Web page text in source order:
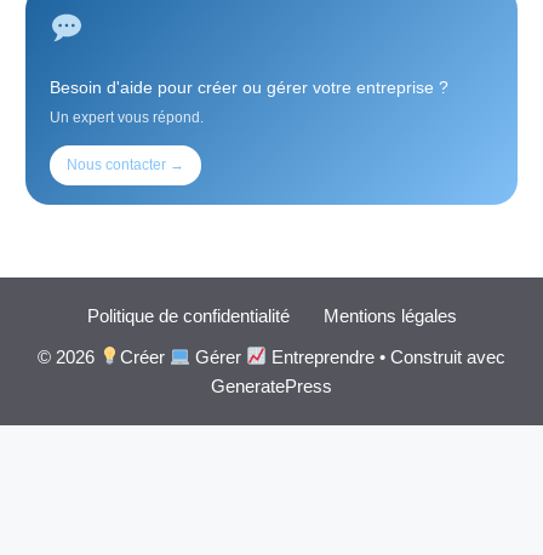
Besoin d'aide pour créer ou gérer votre entreprise ?
Un expert vous répond.
Nous contacter →
Politique de confidentialité Mentions légales
© 2026
Créer Gérer Entreprendre • Construit avec
GeneratePress